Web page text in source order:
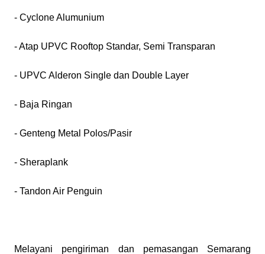
- Cyclone Alumunium
- Atap UPVC Rooftop Standar, Semi Transparan
- UPVC Alderon Single dan Double Layer
- Baja Ringan
- Genteng Metal Polos/Pasir
- Sheraplank
- Tandon Air Penguin
Melayani pengiriman dan pemasangan Semarang